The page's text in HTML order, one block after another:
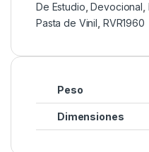
De Estudio, Devocional ,
Pasta de Vinil , RVR1960
Peso
Dimensiones